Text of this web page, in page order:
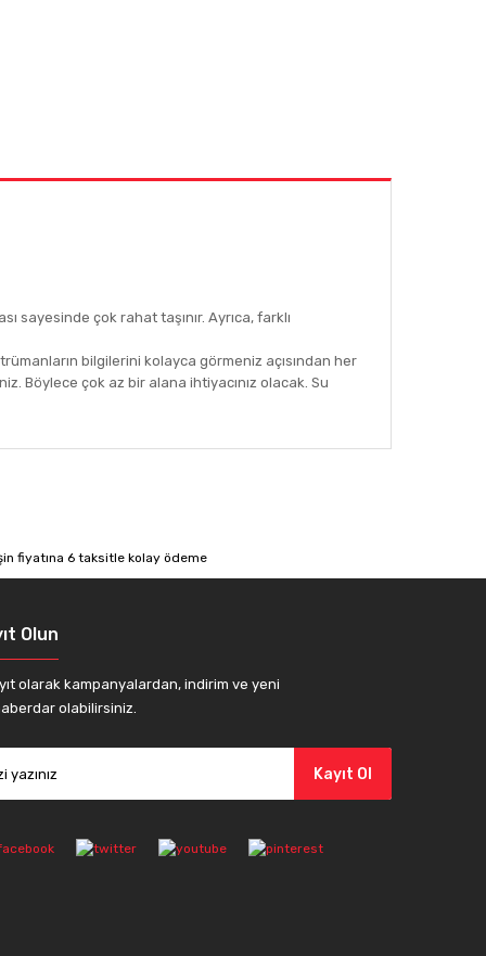
sayesinde çok rahat taşınır. Ayrıca, farklı
bilgilerini kolayca görmeniz açısından her
Böylece çok az bir alana ihtiyacınız olacak. Su
Olun
olarak kampanyalardan, indirim ve yeni
olabilirsiniz.
Kayıt Ol